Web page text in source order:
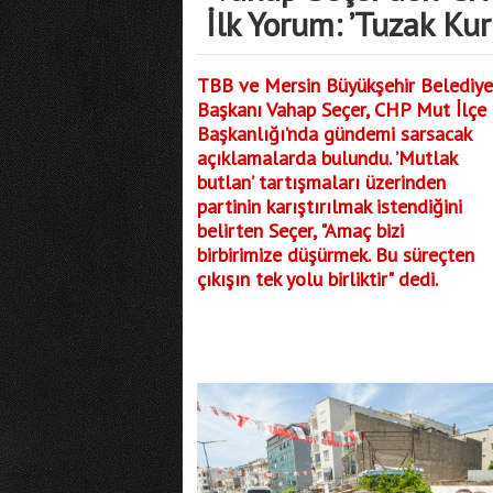
İlk Yorum: ’Tuzak
TBB ve Mersin Büyükşehir Belediye
Başkanı Vahap Seçer, CHP Mut İlçe
Başkanlığı’nda gündemi sarsacak
açıklamalarda bulundu. ’Mutlak
butlan’ tartışmaları üzerinden
partinin karıştırılmak istendiğini
belirten Seçer, "Amaç bizi
birbirimize düşürmek. Bu süreçten
çıkışın tek yolu birliktir" dedi.